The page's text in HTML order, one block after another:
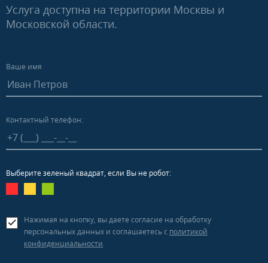
Услуга доступна на территории Москвы и
Московской области.
Ваше имя
Контактный телефон:
Выберите зеленый квадрат, если Вы не робот:
Нажимая на кнопку, вы даете согласие на обработку
персональных данных и соглашаетесь c политикой
конфиденциальности.